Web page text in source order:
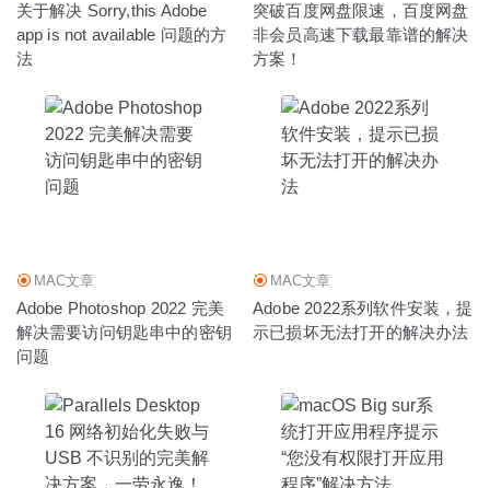
关于解决 Sorry,this Adobe
app is not available 问题的方
法
突破百度网盘限速，百度网盘
非会员高速下载最靠谱的解决
方案！
MAC文章
Adobe Photoshop 2022 完美
解决需要访问钥匙串中的密钥
问题
MAC文章
Adobe 2022系列软件安装，提
示已损坏无法打开的解决办法